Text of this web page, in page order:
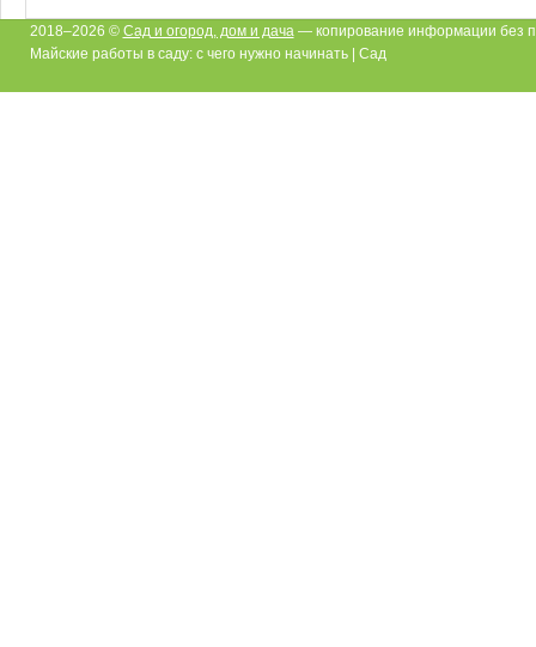
2018–2026 © Сад и огород, дом и дача — копирование информации без
Майские работы в саду: с чего нужно начинать | Сад